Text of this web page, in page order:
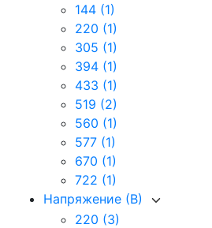
144 (1)
220 (1)
305 (1)
394 (1)
433 (1)
519 (2)
560 (1)
577 (1)
670 (1)
722 (1)
Напряжение (В)
220 (3)